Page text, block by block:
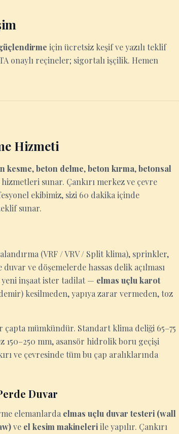
için ücretsiz keşif ve yazılı teklif
onaylı reçineler; sigortalı işçilik. Hemen
Hizmeti
kesme,beton delme,beton kırma,betonsal
hizmetleri sunar. Çankırı merkez ve çevre
ekibimiz, sizi 60 dakika içinde
sunar.
(VRF / VRV / Split klima), sprinkler,
ve döşemelerde hassas delik açılması
inşaat ister tadilat — elmas uçlu karot
kesilmeden, yapıya zarar vermeden, toz
çapta mümkündür. Standart klima deliği 65–75
150–250 mm, asansör hidrolik boru geçişi
ve çevresinde tüm bu çap aralıklarında
Duvar
elemanlarda elmas uçlu duvar testeri (wall
ve el kesim makineleriile yapılır. Çankırı